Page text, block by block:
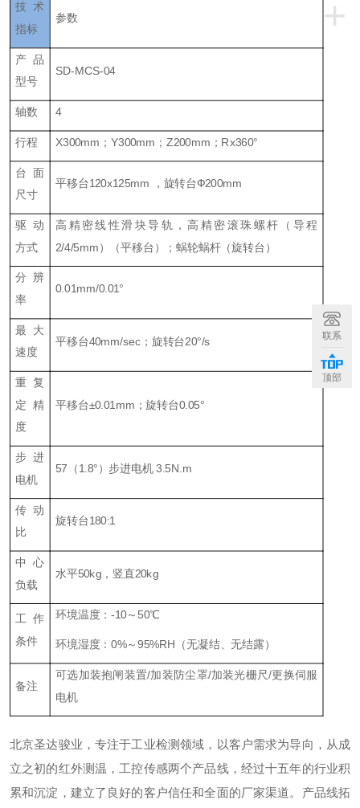
+
技术
指标
参数
产品
型号
SD-MCS-04
轴数 4
行程 X300mm；Y300mm；Z200mm；Rx360°
台面
尺寸
平移台120x125mm ，旋转台Ф200mm
驱动
方式
高精密线性滑块导轨，高精密滚珠螺杆（导程
2/4/5mm）（平移台）；蜗轮蜗杆（旋转台）
分辨
率
0.01mm/0.01°
最大
速度
平移台40mm/sec；旋转台20°/s
重复
定精
度
平移台±0.01mm；旋转台0.05°
步进
电机
57（1.8°）步进电机 3.5N.m
传动
比
旋转台180:1
中心
负载
水平50kg，竖直20kg
工作
条件
环境温度：-10～50℃
环境湿度：0%～95%RH（无凝结、无结露）
备注
可选加装抱闸装置/加装防尘罩/加装光栅尺/更换伺服
电机
北京圣达骏业，专注于工业检测领域，以客户需求为导向，从成
立之初的红外测温，工控传感两个产品线，经过十五年的行业积
累和沉淀，建立了良好的客户信任和全面的厂家渠道。产品线拓
联系
顶部